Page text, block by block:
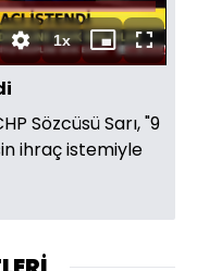
Süre
1xOynatma
Hızı
Mini
oynatıcı
Tam
Ekran
Sözcüsü Sarı, "9
ihraç istemiyle